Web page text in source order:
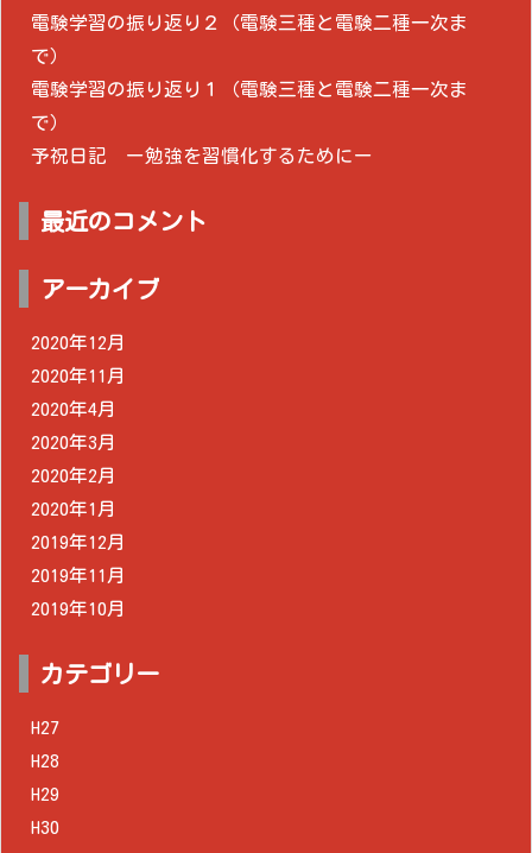
電験学習の振り返り２（電験三種と電験二種一次ま
で）
電験学習の振り返り１（電験三種と電験二種一次ま
で）
予祝日記 ー勉強を習慣化するためにー
最近のコメント
アーカイブ
2020年12月
2020年11月
2020年4月
2020年3月
2020年2月
2020年1月
2019年12月
2019年11月
2019年10月
カテゴリー
H27
H28
H29
H30